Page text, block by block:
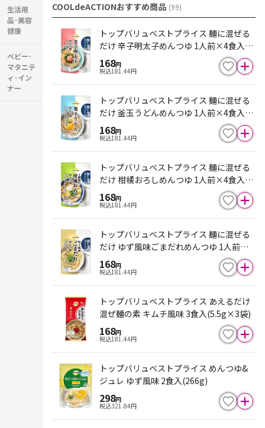
生活用
品･美容
健康
ベビー･
マタニテ
ィ･イン
ナー
COOLdeACTIONおすすめ商品 (99)
トップバリュベストプライス 麺に混ぜる
だけ 辛子明太子めんつゆ 1人前×4食入(8
8g)
168円
税込181.44円
トップバリュベストプライス 麺に混ぜる
だけ 釜玉うどんめんつゆ 1人前×4食入(9
2g)
168円
税込181.44円
トップバリュベストプライス 麺に混ぜる
だけ 柑橘おろしめんつゆ 1人前×4食入(8
8g)
168円
税込181.44円
トップバリュベストプライス 麺に混ぜる
だけ ゆず風味ごまだれめんつゆ 1人前×4
食入(88g)
168円
税込181.44円
トップバリュベストプライス あえるだけ
混ぜ麺の素 キムチ風味 3食入(5.5g×3袋)
168円
税込181.44円
トップバリュベストプライス めんつゆ&
ジュレ ゆず風味 2食入(266g)
298円
税込321.84円